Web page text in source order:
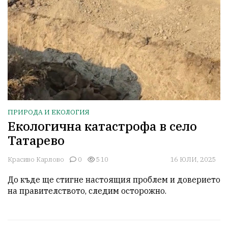
ПРИРОДА И ЕКОЛОГИЯ
Екологична катастрофа в село
Татарево
Красиво Карлово 0 510 16 ЮЛИ, 2025
До къде ще стигне настоящия проблем и доверието